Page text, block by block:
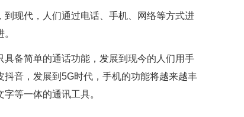
现代，人们通过电话、手机、网络等方式进
备简单的通话功能，发展到现今的人们用手
音，发展到5G时代，手机的功能将越来越丰
等一体的通讯工具。